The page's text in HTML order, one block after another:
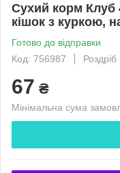
Сухий корм Клуб
кішок з куркою,
Готово до відправки
Код: 756987
Роздріб
67 ₴
Мінімальна сума